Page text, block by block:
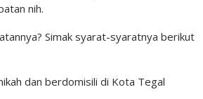
nih.
Simak syarat-syaratnya berikut
dan berdomisili di Kota Tegal